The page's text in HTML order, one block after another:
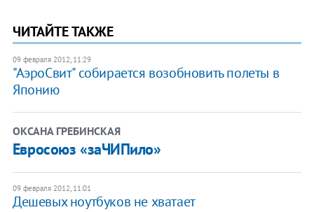
ЧИТАЙТЕ ТАКЖЕ
09 февраля 2012, 11:29
"АэроСвит" собирается возобновить полеты в
Японию
ОКСАНА ГРЕБИНСКАЯ
Евросоюз «заЧИПило»
09 февраля 2012, 11:01
Дешевых ноутбуков не хватает